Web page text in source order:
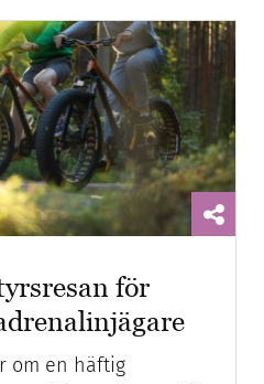
för
om en häftig